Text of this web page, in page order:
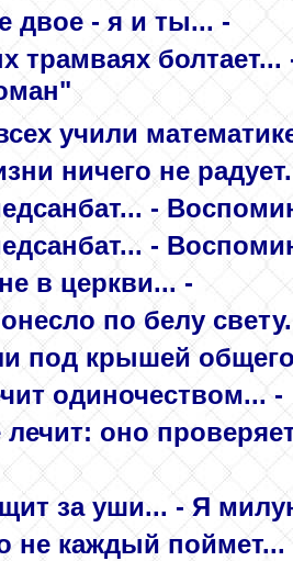
двое - я и ты... -
трамваях
учили
ничего не
-
-
в церкви... -
по белу
под крышей
одиночеством... -
оно
за уши... - Я
не каждый